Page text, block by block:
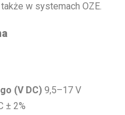
w systemach OZE.
(V DC) 9,5–17 V
± 2%